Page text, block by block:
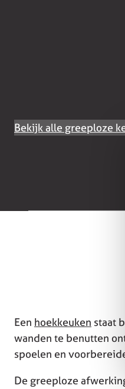
Bekijk alle greeploze
Een hoekkeuken staat
wanden te benutten
spoelen en
De greeploze